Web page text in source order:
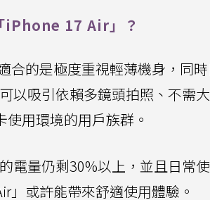
iPhone 17 Air」？
合的是極度重視輕薄機身，同
以吸引依賴多鏡頭拍照、不需
使用環境的用戶族群。
電量仍剩30%以上，並且日常
」或許能帶來舒適使用體驗。